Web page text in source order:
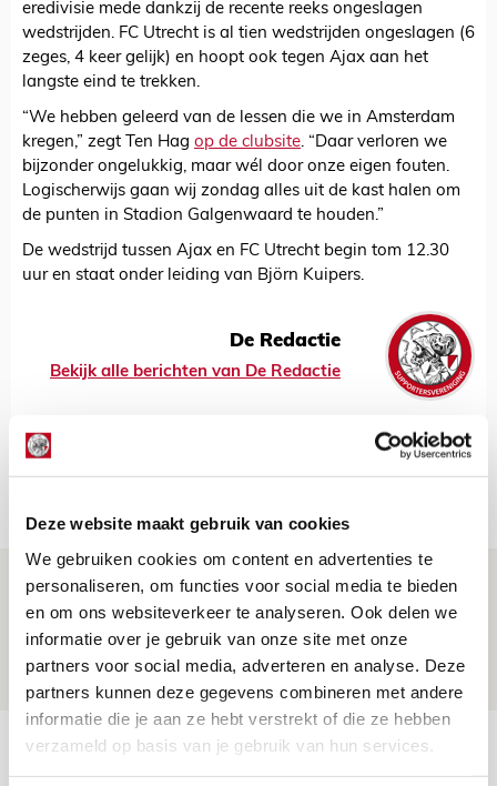
Deze website maakt gebruik van cookies
We gebruiken cookies om content en advertenties te
personaliseren, om functies voor social media te bieden
en om ons websiteverkeer te analyseren. Ook delen we
informatie over je gebruik van onze site met onze
partners voor social media, adverteren en analyse. Deze
partners kunnen deze gegevens combineren met andere
informatie die je aan ze hebt verstrekt of die ze hebben
verzameld op basis van je gebruik van hun services.
eredivisie mede dankzij de recente reeks ongeslagen
wedstrijden. FC Utrecht is al tien wedstrijden ongeslagen (6
zeges, 4 keer gelijk) en hoopt ook tegen Ajax aan het
langste eind te trekken.
“We hebben geleerd van de lessen die we in Amsterdam
kregen,” zegt Ten Hag op de clubsite. “Daar verloren we
bijzonder ongelukkig, maar wél door onze eigen fouten.
Logischerwijs gaan wij zondag alles uit de kast halen om
de punten in Stadion Galgenwaard te houden.”
De wedstrijd tussen Ajax en FC Utrecht begin tom 12.30
uur en staat onder leiding van Björn Kuipers.
De Redactie
Bekijk alle berichten van De Redactie
Drie dingen die je moet weten over PEC
Zwolle - Ajax
08 AUGUSTUS 2026 - 12:32
NIEUWS
Míchels elf: met welke formatie begin
jij aan nieuw eredivisieseizoen?